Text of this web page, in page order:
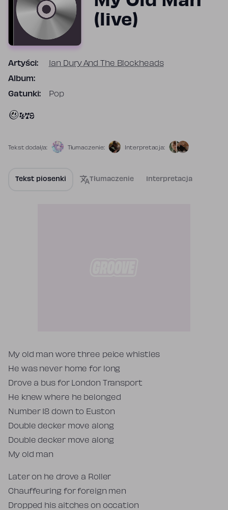
(live)
Artyści: Ian Dury And The Blockheads
Album:
Gatunki: Pop
479
Tekst dodał/a: Tłumaczenie: Interpretacja:
Tekst piosenki Tłumaczenie Interpretacja
Tekst piosenki
My old man wore three peice whistles
He was never home for long
Drove a bus for London Transport
He knew where he belonged
Number 18 down to Euston
Double decker move along
Double decker move along
My old man
Later on he drove a Roller
Chauffeuring for foreign men
Dropped his aitches on occation